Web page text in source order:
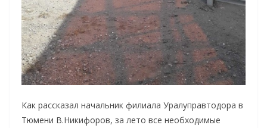
Как рассказал начальник филиала Уралуправтодора в
Тюмени В.Никифоров, за лето все необходимые